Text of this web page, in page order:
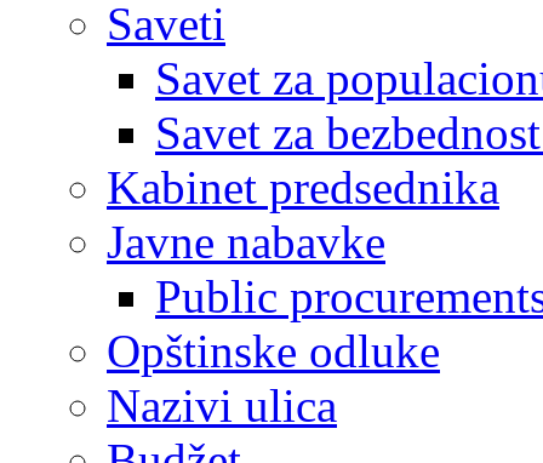
Saveti
Savet za
Savet za
Kabinet predsednika
Javne nabavke
Public
Opštinske odluke
Nazivi ulica